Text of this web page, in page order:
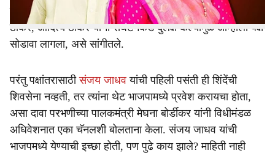
परभणीचे खासदार संजय जाधव यांनी एका जाहीर कार्यक्रमात उद्धव
ठाकरे, आदित्य ठाकरे यांनी संघटनेकडे दुर्लक्ष केल्यामुळे आम्हाला पक्ष
सोडावा लागला, असे सांगीतले.
परंतु पक्षांतरासाठीसंजय जाधव यांची पहिली पसंती ही शिंदेंची
शिवसेना नव्हती, तर त्यांना थेट भाजपामध्ये प्रवेश करायचा होता,
असा दावा परभणीच्या पालकमंत्री मेघना बोर्डीकर यांनी विधीमंडळ
अधिवेशनात एका चॅनलशी बोलताना केला. संजय जाधव यांची
भाजपमध्ये येण्याची इच्छा होती, पण पुढे काय झाले? माहिती नाही